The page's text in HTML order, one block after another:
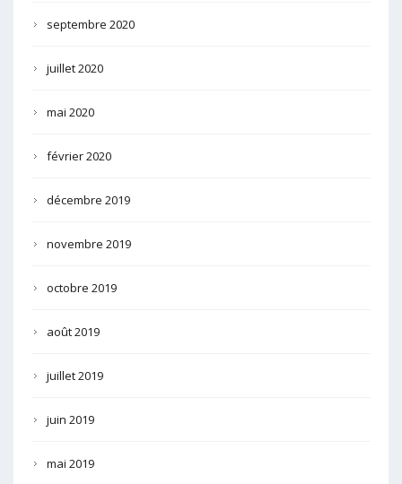
septembre 2020
juillet 2020
mai 2020
février 2020
décembre 2019
novembre 2019
octobre 2019
août 2019
juillet 2019
juin 2019
mai 2019